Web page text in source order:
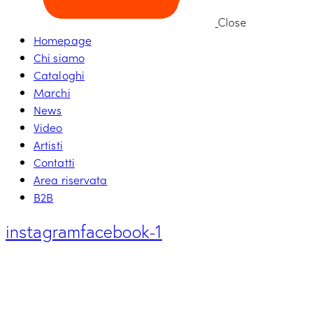
Close
Homepage
Chi siamo
Cataloghi
Marchi
News
Video
Artisti
Contatti
Area riservata
B2B
instagramfacebook-1